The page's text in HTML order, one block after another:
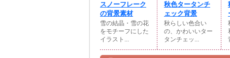
スノーフレーク
の背景素材
雪の結晶・雪の花
をモチーフにした
イラスト...
秋色タータンチ
ェック背景
秋らしい色合い
の、かわいいター
タンチェッ...